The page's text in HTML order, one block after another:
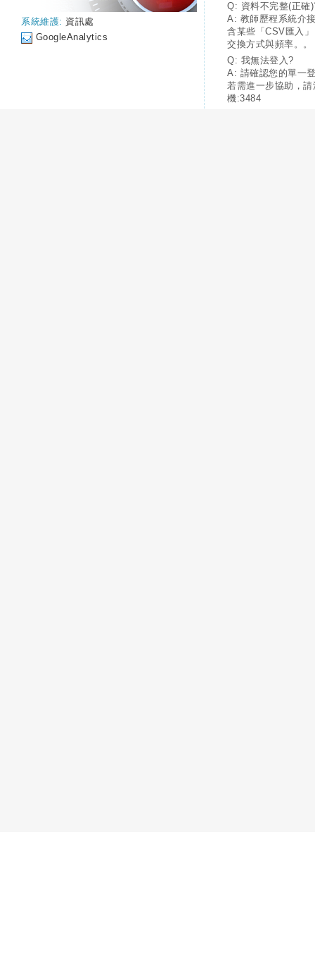
系統維護: 資訊處
GoogleAnalytics
Q: 資料不完整(正確
A: 教師歷程系統介
含某些「CSV匯入
交換方式與頻率。。
Q: 我無法登入?
A: 請確認您的單一
若需進一步協助，
機:3484